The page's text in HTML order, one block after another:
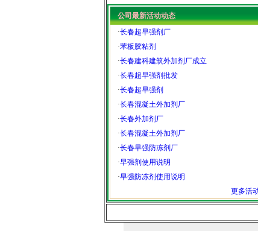
公司最新活动动态
·长春超早强剂厂
·苯板胶粘剂
·长春建科建筑外加剂厂成立
·长春超早强剂批发
·长春超早强剂
·长春混凝土外加剂厂
·长春外加剂厂
·长春混凝土外加剂厂
·长春早强防冻剂厂
·早强剂使用说明
·早强防冻剂使用说明
更多活